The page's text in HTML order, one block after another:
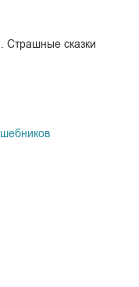
Страшные сказки